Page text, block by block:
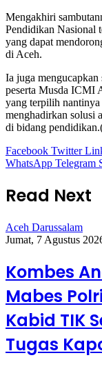
Mengakhiri
Pendidikan Nasional
yang dapat
di Aceh.
Ia juga mengucapkan
peserta Musda ICMI
yang terpilih
menghadirkan solusi
di bidang
Facebook Twitter
WhatsApp Telegram
Read Next
Aceh Darussalam
Jumat, 7 Agustus
Kombes
Mabes
Kabid TIK
Tugas